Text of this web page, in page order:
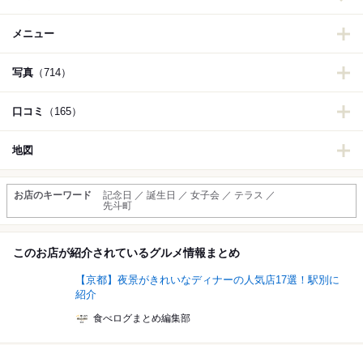
メニュー
写真 （714）
口コミ （165）
地図
お店のキーワード
記念日 ／ 誕生日 ／ 女子会 ／ テラス ／
先斗町
このお店が紹介されているグルメ情報まとめ
【京都】夜景がきれいなディナーの人気店17選！駅別に
紹介
食べログまとめ編集部